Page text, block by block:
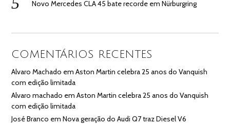
Novo Mercedes CLA 45 bate recorde em Nürburgring
COMENTÁRIOS RECENTES
Alvaro Machado emAston Martin celebra 25 anos do Vanquish
com edição limitada
Alvaro machado emAston Martin celebra 25 anos do Vanquish
com edição limitada
José Branco emNova geração do Audi Q7 traz Diesel V6